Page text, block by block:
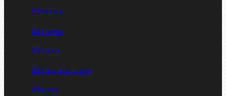
Шпильки
Шплинты
Шпонки
Шпоночная сталь
Штифты